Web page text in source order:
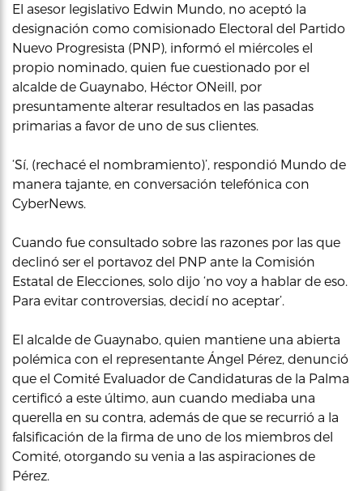
El asesor legislativo Edwin Mundo, no aceptó la
designación como comisionado Electoral del Partido
Nuevo Progresista (PNP), informó el miércoles el
propio nominado, quien fue cuestionado por el
alcalde de Guaynabo, Héctor ONeill, por
presuntamente alterar resultados en las pasadas
primarias a favor de uno de sus clientes.
‘Sí, (rechacé el nombramiento)’, respondió Mundo de
manera tajante, en conversación telefónica con
CyberNews.
Cuando fue consultado sobre las razones por las que
declinó ser el portavoz del PNP ante la Comisión
Estatal de Elecciones, solo dijo ‘no voy a hablar de eso.
Para evitar controversias, decidí no aceptar’.
El alcalde de Guaynabo, quien mantiene una abierta
polémica con el representante Ángel Pérez, denunció
que el Comité Evaluador de Candidaturas de la Palma
certificó a este último, aun cuando mediaba una
querella en su contra, además de que se recurrió a la
falsificación de la firma de uno de los miembros del
Comité, otorgando su venia a las aspiraciones de
Pérez.